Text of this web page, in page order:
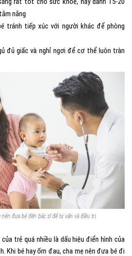
nắng
tránh tiếp xúc với người khác để phòng
đủ giấc và nghỉ ngơi để cơ thể luôn tràn
đưa bé đến bác sĩ để tư vấn và điều trị.
trẻ quá nhiều là dấu hiệu điển hình của
Khi bé hay ốm đau, cha mẹ nên đưa bé đi